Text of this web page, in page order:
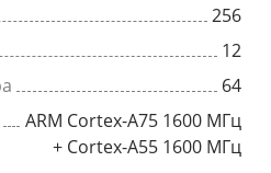
256
12
64
ARM Cortex-A75 1600 МГц
+ Cortex-A55 1600 МГц